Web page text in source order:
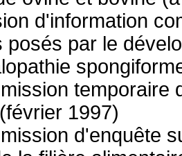
d'information
posés par le
temporaire
1997)
d'enquête